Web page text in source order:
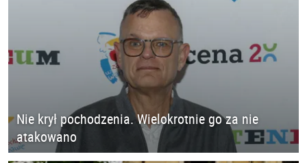
Nie krył pochodzenia. Wielokrotnie go za nie
atakowano